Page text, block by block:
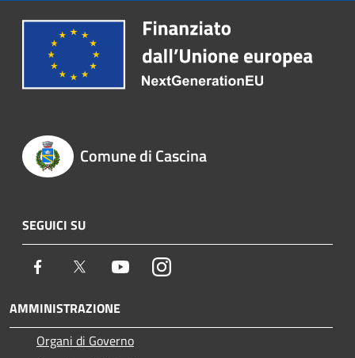
Comune di Cascina
SEGUICI SU
Facebook Twitter YoutubeInstagram
AMMINISTRAZIONE
Organi di Governo